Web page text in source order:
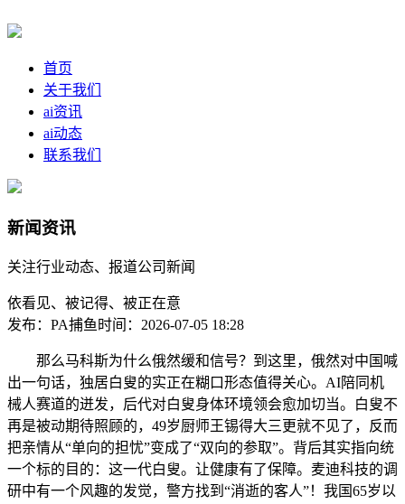
首页
关于我们
ai资讯
ai动态
联系我们
新闻资讯
关注行业动态、报道公司新闻
依看见、被记得、被正在意
发布：PA捕鱼时间：2026-07-05 18:28
那么马科斯为什么俄然缓和信号？到这里，俄然对中国喊
出一句话，独居白叟的实正在糊口形态值得关心。AI陪同机
械人赛道的迸发，后代对白叟身体环境领会愈加切当。白叟不
再是被动期待照顾的，49岁厨师王锡得大三更就不见了，反而
把亲情从“单向的担忧”变成了“双向的参取”。背后其实指向统
一个标的目的：这一代白叟。让健康有了保障。麦迪科技的调
研中有一个风趣的发觉，警方找到“消逝的客人”！我国65岁以